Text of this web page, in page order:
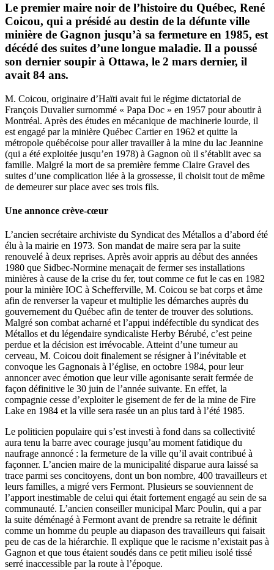
Le premier maire noir de l’histoire du Québec, René
Coicou, qui a présidé au destin de la défunte ville
minière de Gagnon jusqu’à sa fermeture en 1985, est
décédé des suites d’une longue maladie. Il a poussé
son dernier soupir à Ottawa, le 2 mars dernier, il
avait 84 ans.
M. Coicou, originaire d’Haïti avait fui le régime dictatorial de
François Duvalier surnommé « Papa Doc » en 1957 pour aboutir à
Montréal. Après des études en mécanique de machinerie lourde, il
est engagé par la minière Québec Cartier en 1962 et quitte la
métropole québécoise pour aller travailler à la mine du lac Jeannine
(qui a été exploitée jusqu’en 1978) à Gagnon où il s’établit avec sa
famille. Malgré la mort de sa première femme Claire Gravel des
suites d’une complication liée à la grossesse, il choisit tout de même
de demeurer sur place avec ses trois fils.
Une annonce crève-cœur
L’ancien secrétaire archiviste du Syndicat des Métallos a d’abord été
élu à la mairie en 1973. Son mandat de maire sera par la suite
renouvelé à deux reprises. Après avoir appris au début des années
1980 que Sidbec-Normine menaçait de fermer ses installations
minières à cause de la crise du fer, tout comme ce fut le cas en 1982
pour la minière IOC à Schefferville, M. Coicou se bat corps et âme
afin de renverser la vapeur et multiplie les démarches auprès du
gouvernement du Québec afin de tenter de trouver des solutions.
Malgré son combat acharné et l’appui indéfectible du syndicat des
Métallos et du légendaire syndicaliste Herby Bérubé, c’est peine
perdue et la décision est irrévocable. Atteint d’une tumeur au
cerveau, M. Coicou doit finalement se résigner à l’inévitable et
convoque les Gagnonais à l’église, en octobre 1984, pour leur
annoncer avec émotion que leur ville agonisante serait fermée de
façon définitive le 30 juin de l’année suivante. En effet, la
compagnie cesse d’exploiter le gisement de fer de la mine de Fire
Lake en 1984 et la ville sera rasée un an plus tard à l’été 1985.
Le politicien populaire qui s’est investi à fond dans sa collectivité
aura tenu la barre avec courage jusqu’au moment fatidique du
naufrage annoncé : la fermeture de la ville qu’il avait contribué à
façonner. L’ancien maire de la municipalité disparue aura laissé sa
trace parmi ses concitoyens, dont un bon nombre, 400 travailleurs et
leurs familles, a migré vers Fermont. Plusieurs se souviennent de
l’apport inestimable de celui qui était fortement engagé au sein de sa
communauté. L’ancien conseiller municipal Marc Poulin, qui a par
la suite déménagé à Fermont avant de prendre sa retraite le définit
comme un homme du peuple au diapason des travailleurs qui faisait
peu de cas de la hiérarchie. Il explique que le racisme n’existait pas à
Gagnon et que tous étaient soudés dans ce petit milieu isolé tissé
serré inaccessible par la route à l’époque.